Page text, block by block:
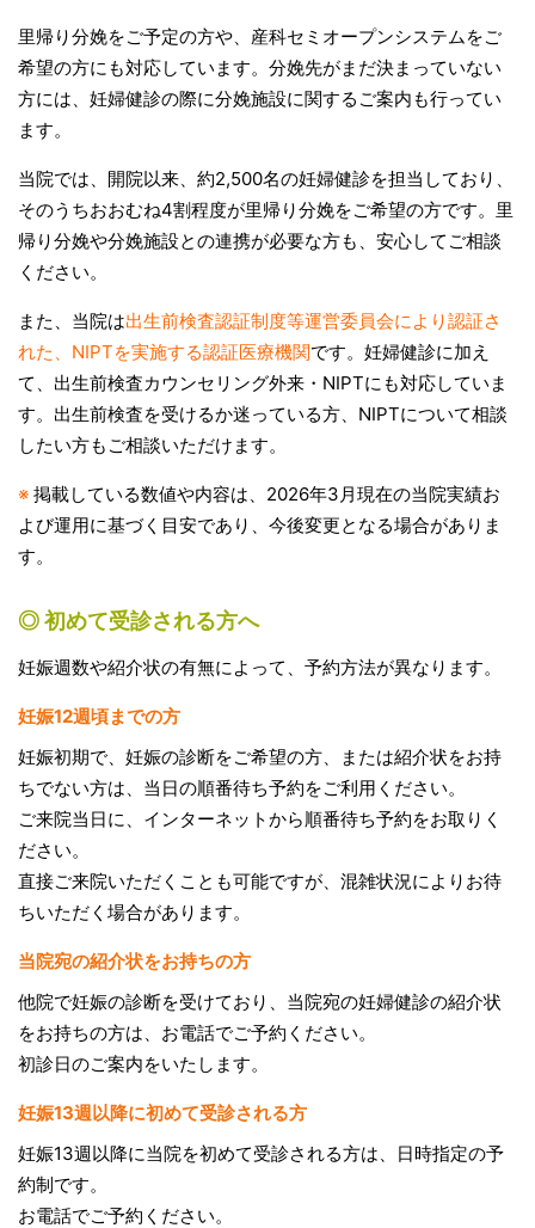
里帰り分娩をご予定の方や、産科セミオープンシステムをご
希望の方にも対応しています。分娩先がまだ決まっていない
方には、妊婦健診の際に分娩施設に関するご案内も行ってい
ます。
当院では、開院以来、約2,500名の妊婦健診を担当しており、
そのうちおおむね4割程度が里帰り分娩をご希望の方です。里
帰り分娩や分娩施設との連携が必要な方も、安心してご相談
ください。
また、当院は出生前検査認証制度等運営委員会により認証さ
れた、NIPTを実施する認証医療機関です。妊婦健診に加え
て、出生前検査カウンセリング外来・NIPTにも対応していま
す。出生前検査を受けるか迷っている方、NIPTについて相談
したい方もご相談いただけます。
※ 掲載している数値や内容は、2026年3月現在の当院実績お
よび運用に基づく目安であり、今後変更となる場合がありま
す。
◎ 初めて受診される方へ
妊娠週数や紹介状の有無によって、予約方法が異なります。
妊娠12週頃までの方
妊娠初期で、妊娠の診断をご希望の方、または紹介状をお持
ちでない方は、当日の順番待ち予約をご利用ください。
ご来院当日に、インターネットから順番待ち予約をお取りく
ださい。
直接ご来院いただくことも可能ですが、混雑状況によりお待
ちいただく場合があります。
当院宛の紹介状をお持ちの方
他院で妊娠の診断を受けており、当院宛の妊婦健診の紹介状
をお持ちの方は、お電話でご予約ください。
初診日のご案内をいたします。
妊娠13週以降に初めて受診される方
妊娠13週以降に当院を初めて受診される方は、日時指定の予
約制です。
お電話でご予約ください。